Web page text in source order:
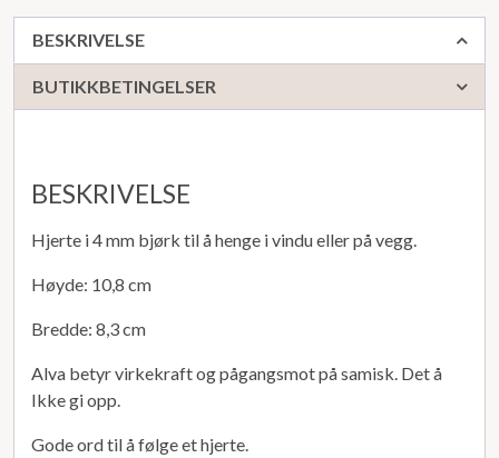
BESKRIVELSE
BUTIKKBETINGELSER
BESKRIVELSE
Hjerte i 4 mm bjørk til å henge i vindu eller på vegg.
Høyde: 10,8 cm
Bredde: 8,3 cm
Alva betyr virkekraft og pågangsmot på samisk. Det å
Ikke gi opp.
Gode ord til å følge et hjerte.